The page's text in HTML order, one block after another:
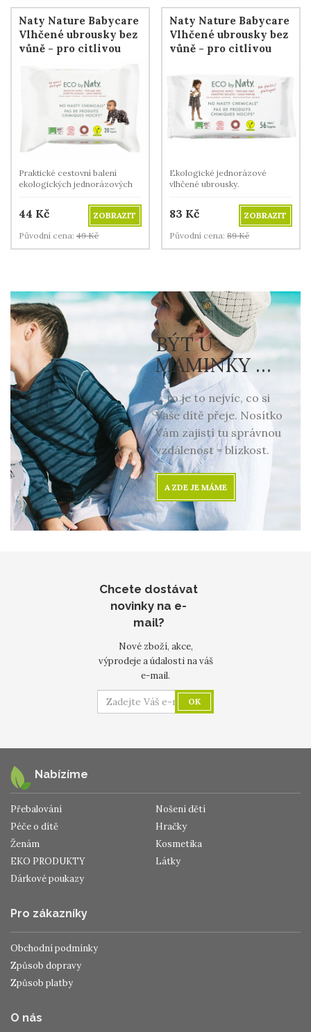
Naty Nature Babycare
Vlhčené ubrousky bez
vůně - pro citlivou
Praktické cestovní balení
ekologických jednorázových
44 Kč
ZOBRAZIT
Původní cena: 49 Kč
Naty Nature Babycare
Vlhčené ubrousky bez
vůně - pro citlivou
Ekologické jednorázové
vlhčené ubrousky.
83 Kč
ZOBRAZIT
Původní cena: 89 Kč
BÝT U
MAMINKY …
… to je to nejvíc, co si
Vaše dítě přeje. Nosítko
Vám zajistí tu správnou
vzdálenost = blízkost.
A ZDE JE MÁME
Chcete dostávat
novinky na e-
mail?
Nové zboží, akce,
výprodeje a údalosti na váš
e-mail.
OK
Nabízíme
Přebalování
Nošení dětí
Péče o dítě
Hračky
Ženám
Kosmetika
EKO PRODUKTY
Látky
Dárkové poukazy
Pro zákazníky
Obchodní podmínky
Způsob dopravy
Způsob platby
O nás